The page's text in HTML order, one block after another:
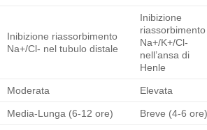
Inibizione riassorbimento
Na+/Cl- nel tubulo distale
Inibizione
riassorbimento
Na+/K+/Cl-
nell’ansa di
Henle
Moderata Elevata
Media-Lunga (6-12 ore) Breve (4-6